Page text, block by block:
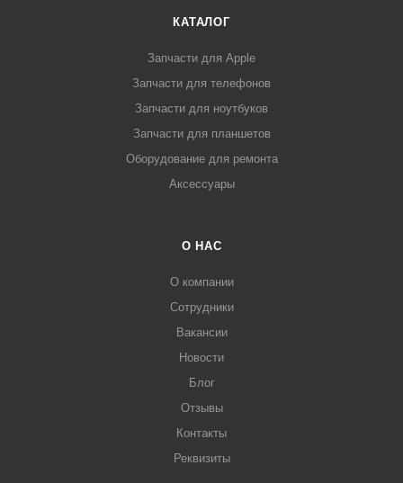
КАТАЛОГ
Запчасти для Apple
Запчасти для телефонов
Запчасти для ноутбуков
Запчасти для планшетов
Оборудование для ремонта
Аксессуары
О НАС
О компании
Сотрудники
Вакансии
Новости
Блог
Отзывы
Контакты
Реквизиты